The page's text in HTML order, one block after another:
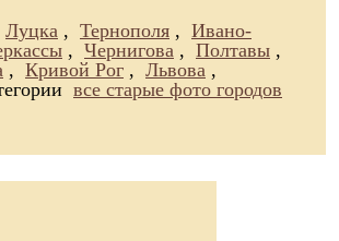
Луцка , Тернополя , Ивано-
, Чернигова , Полтавы ,
, Кривой Рог , Львова ,
все старые фото городов